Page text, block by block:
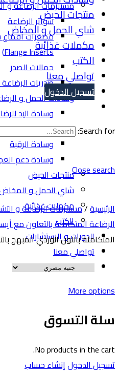
مستلزمات الرضاعة و
سواتر الرضاعة
Flange Inserts)
حمالات الصدر
صدريات الرضاعة
وسادات الحمل و
وسادة اليد
وسادة الحمل و
وسادة الرقبة
وسادة دعم
منتجات الحيض
شاي الحمل و المخاض
مكملات غذائية
الكتب
الدورات و الاستشارات
تواصلي معنا
More
التسوق
No products in the
الدخول إنشاء حساب
منتجات الحيض
شاي الحمل و المخاض
مكملات غذائية
الكتب
تواصلي معنا
تسجيل الدخول
Search
Close
/مستلزمات الرضاعة و
المتكاملة بالتعاون مع
باللون الوردي المبهج